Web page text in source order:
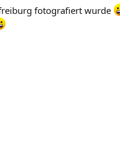
fotografiert wurde